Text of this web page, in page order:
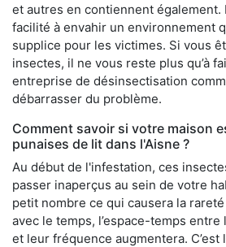
et autres en contiennent également.
facilité à envahir un environnement
supplice pour les victimes. Si vous
insectes, il ne vous reste plus qu’à
entreprise de désinsectisation
débarrasser du problème.
Comment savoir si votre maison
punaises de lit dans l'Aisne ?
Au début de l'infestation, ces
passer inaperçus au sein de votre
petit nombre ce qui causera la
avec le temps, l’espace-temps
et leur fréquence augmentera. C’est